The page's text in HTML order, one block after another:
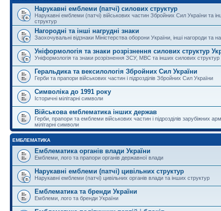
Нарукавні емблеми (патчі) силових структур
Нарукавні емблеми (патчі) військових частин Збройних Сил України та
структур
Нагородні та інші нагрудні знаки
Заохочувальні відзнаки Міністерства оборони України, інші нагороди та
Уніформологія та знаки розрізнення силових структур
Уніформологія та знаки розрізнення ЗСУ, МВС та інших силових структур
Геральдика та вексилологія Збройних Сил України
Герби та прапори військових частин і підрозділів Збройних Сил України
Символіка до 1991 року
Історичні мілітарні символи
Військова емблематика інших держав
Герби, прапори та емблеми військових частин і підрозділів зарубіжних
мілітарні символи
ЕМБЛЕМАТИКА
Емблематика органів влади України
Емблеми, лого та прапори органів державної влади
Нарукавні емблеми (патчі) цивільних структур
Нарукавні емблеми (патчі) цивільних органів влади та інших структур
Емблематика та бренди України
Емблеми, лого та бренди України